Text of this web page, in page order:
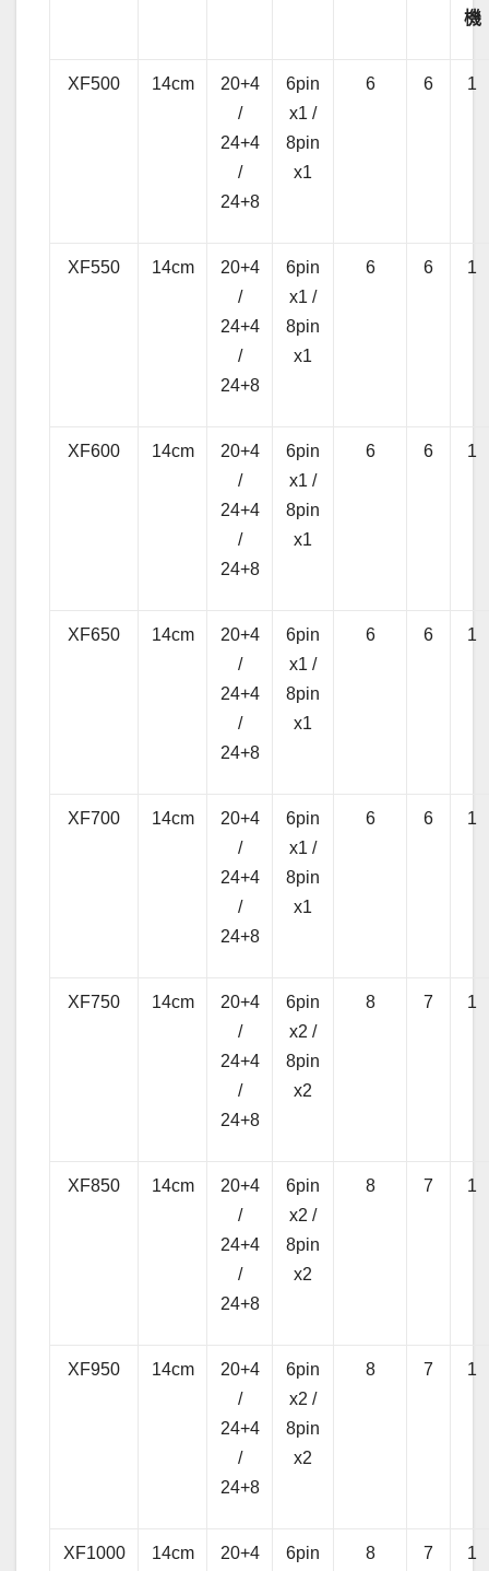
機
XF500 14cm
20+4
/
24+4
/
24+8
6pin
x1 /
8pin
x1
6 6 1
XF550 14cm
20+4
/
24+4
/
24+8
6pin
x1 /
8pin
x1
6 6 1
XF600 14cm
20+4
/
24+4
/
24+8
6pin
x1 /
8pin
x1
6 6 1
XF650 14cm
20+4
/
24+4
/
24+8
6pin
x1 /
8pin
x1
6 6 1
XF700 14cm
20+4
/
24+4
/
24+8
6pin
x1 /
8pin
x1
6 6 1
XF750 14cm
20+4
/
24+4
/
24+8
6pin
x2 /
8pin
x2
8 7 1
XF850 14cm
20+4
/
24+4
/
24+8
6pin
x2 /
8pin
x2
8 7 1
XF950 14cm
20+4
/
24+4
/
24+8
6pin
x2 /
8pin
x2
8 7 1
XF1000 14cm 20+4 6pin 8 7 1